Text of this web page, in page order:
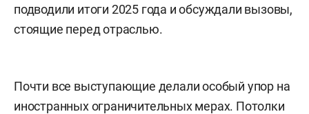
подводили итоги 2025 года и обсуждали вызовы,
стоящие перед отраслью.
Почти все выступающие делали особый упор на
иностранных ограничительных мерах. Потолки